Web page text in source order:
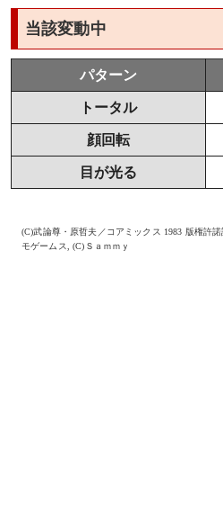
当該変動中
パターン
トータル
顔回転
目が光る
(C)武論尊・原哲夫／コアミックス 1983 版権許
モゲームス, (C)Ｓａｍｍｙ